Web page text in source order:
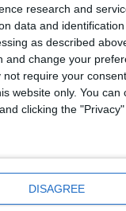
research and
data and
as described
change your
require your
website only. You
clicking the
DISAGREE
buna (sau cea